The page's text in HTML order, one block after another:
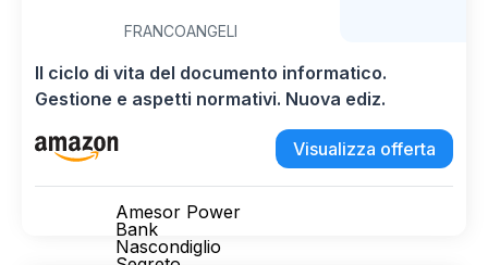
FRANCOANGELI
Il ciclo di vita del documento informatico.
Gestione e aspetti normativi. Nuova ediz.
Visualizza offerta
Amesor Power
Bank
Nascondiglio